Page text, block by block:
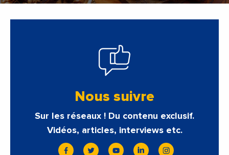
Nous suivre
Sur les réseaux ! Du contenu exclusif.
Vidéos, articles, interviews etc.